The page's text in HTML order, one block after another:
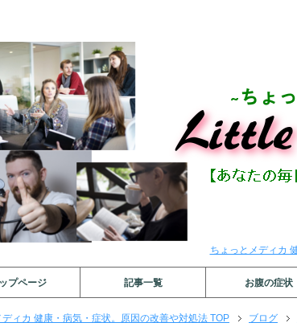
ちょっとメディカ
プページ 記事一覧 お腹の症状
ディカ 健康・病気・症状。原因の改善や対処法 TOP ブログ